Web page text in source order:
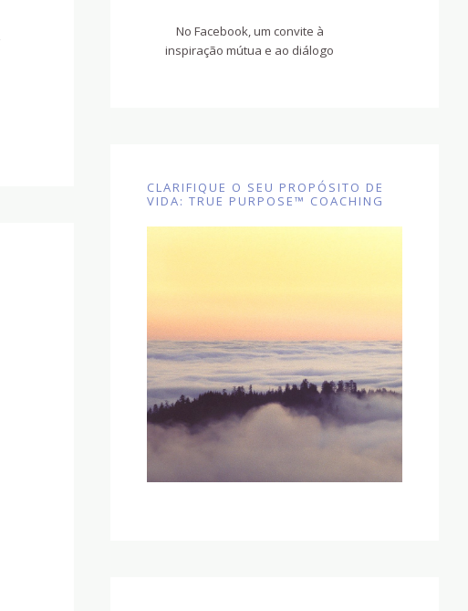
No Facebook, um convite à
inspiração mútua e ao diálogo
CLARIFIQUE O SEU PROPÓSITO DE
VIDA: TRUE PURPOSE™ COACHING